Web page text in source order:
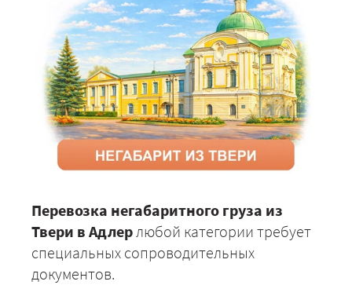
Перевозка негабаритного груза из
Твери в Адлерлюбой категории требует
специальных сопроводительных
документов.